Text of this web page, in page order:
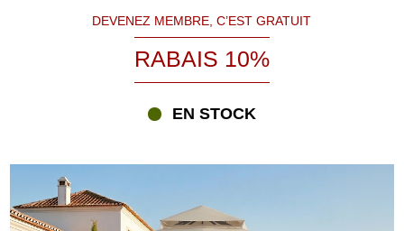
DEVENEZ MEMBRE, C’EST GRATUIT
RABAIS 10%
EN STOCK